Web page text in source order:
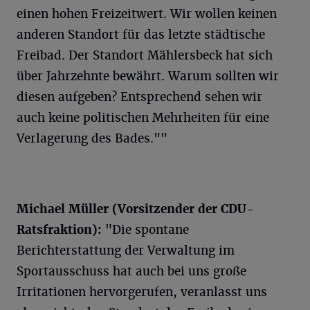
einen hohen Freizeitwert. Wir wollen keinen
anderen Standort für das letzte städtische
Freibad. Der Standort Mählersbeck hat sich
über Jahrzehnte bewährt. Warum sollten wir
diesen aufgeben? Entsprechend sehen wir
auch keine politischen Mehrheiten für eine
Verlagerung des Bades.""
Michael Müller (Vorsitzender der CDU-
Ratsfraktion): "Die spontane
Berichterstattung der Verwaltung im
Sportausschuss hat auch bei uns große
Irritationen hervorgerufen, veranlasst uns